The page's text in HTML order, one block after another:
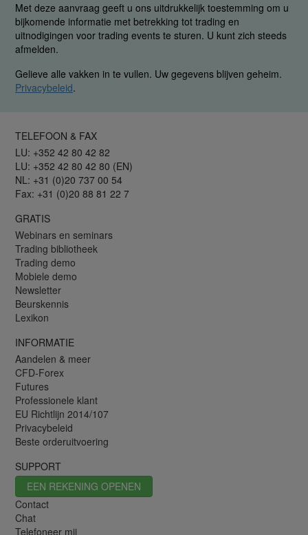
Met deze aanvraag geeft u ons uitdrukkelijk toestemming om u
bijkomende informatie met betrekking tot trading en
uitnodigingen voor trading events te sturen. U kunt zich steeds
afmelden.
Gelieve alle vakken in te vullen. Uw gegevens blijven geheim.
Privacybeleid.
TELEFOON & FAX
LU: +352 42 80 42 82
LU: +352 42 80 42 80 (EN)
NL: +31 (0)20 737 00 54
Fax: +31 (0)20 88 81 22 7
GRATIS
Webinars en seminars
Trading bibliotheek
Trading demo
Mobiele demo
Newsletter
Beurskennis
Lexikon
INFORMATIE
Aandelen & meer
CFD-Forex
Futures
Professionele klant
EU Richtlijn 2014/107
Privacybeleid
Beste orderuitvoering
SUPPORT
EEN REKENING OPENEN
Contact
Chat
Telefoneer mij